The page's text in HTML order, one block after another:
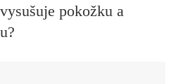
pokožku a